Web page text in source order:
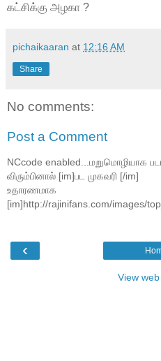
கட்சிக்கு அழகா ?
pichaikaaran at 12:16 AM
Share
No comments:
Post a Comment
NCcode enabled...மறுமொழியாக
விரும்பினால் [im]பட முகவரி [/im]
உதாரணமாக
[im]http://rajinifans.com/images/
‹
View